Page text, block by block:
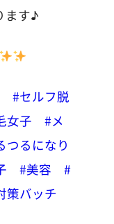
ます♪
#セルフ脱
女子
#メ
つるになり
#美容
#
策バッチ